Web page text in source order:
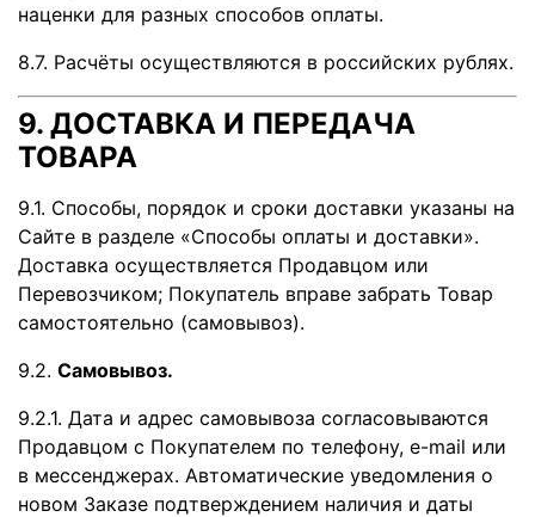
наценки для разных способов оплаты.
8.7. Расчёты осуществляются в российских рублях.
9. ДОСТАВКА И ПЕРЕДАЧА
ТОВАРА
9.1. Способы, порядок и сроки доставки указаны на
Сайте в разделе «Способы оплаты и доставки».
Доставка осуществляется Продавцом или
Перевозчиком; Покупатель вправе забрать Товар
самостоятельно (самовывоз).
9.2. Самовывоз.
9.2.1. Дата и адрес самовывоза согласовываются
Продавцом с Покупателем по телефону, e-mail или
в мессенджерах. Автоматические уведомления о
новом Заказе подтверждением наличия и даты